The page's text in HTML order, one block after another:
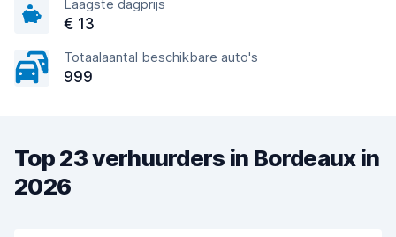
Laagste dagprijs
€ 13
Totaalaantal beschikbare auto's
999
Top 23 verhuurders in Bordeaux in
2026